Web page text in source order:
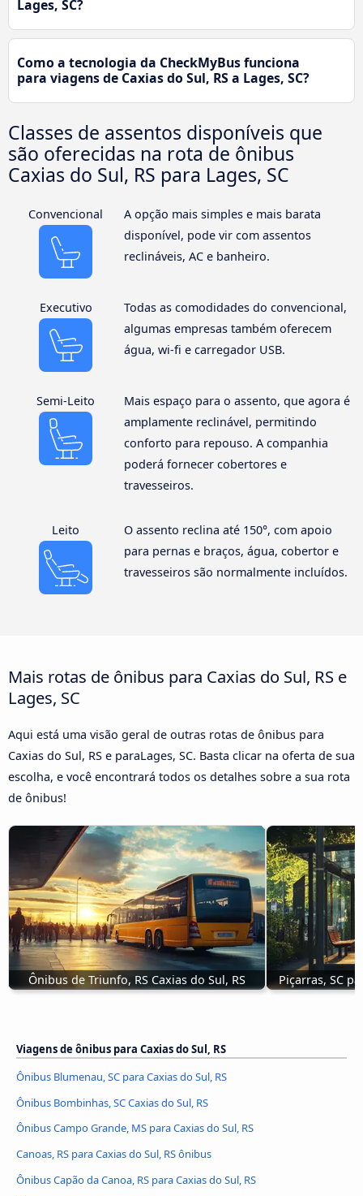
Lages, SC?
Como a tecnologia da CheckMyBus funciona
para viagens de Caxias do Sul, RS a Lages, SC?
Classes de assentos disponíveis que
são oferecidas na rota de ônibus
Caxias do Sul, RS para Lages, SC
Convencional
A opção mais simples e mais barata
disponível, pode vir com assentos
reclináveis, AC e banheiro.
Executivo
Todas as comodidades do convencional,
algumas empresas também oferecem
água, wi-fi e carregador USB.
Semi-Leito
Mais espaço para o assento, que agora é
amplamente reclinável, permitindo
conforto para repouso. A companhia
poderá fornecer cobertores e
travesseiros.
Leito
O assento reclina até 150°, com apoio
para pernas e braços, água, cobertor e
travesseiros são normalmente incluídos.
Mais rotas de ônibus para Caxias do Sul, RS e
Lages, SC
Aqui está uma visão geral de outras rotas de ônibus para
Caxias do Sul, RS e paraLages, SC. Basta clicar na oferta de sua
escolha, e você encontrará todos os detalhes sobre a sua rota
de ônibus!
Ônibus de Triunfo, RS Caxias do Sul, RS Piçarras, SC
Viagens de ônibus para Caxias do Sul, RS
Ônibus Blumenau, SC para Caxias do Sul, RS
Ônibus Bombinhas, SC Caxias do Sul, RS
Ônibus Campo Grande, MS para Caxias do Sul, RS
Canoas, RS para Caxias do Sul, RS ônibus
Ônibus Capão da Canoa, RS para Caxias do Sul, RS